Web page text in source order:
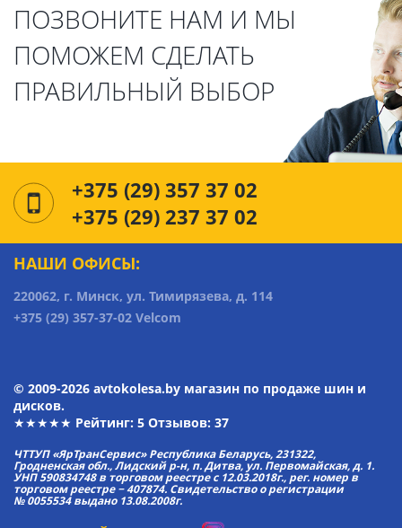
ПОЗВОНИТЕ НАМ И МЫ
ПОМОЖЕМ СДЕЛАТЬ
ПРАВИЛЬНЫЙ ВЫБОР
+375 (29) 357 37 02
+375 (29) 237 37 02
НАШИ ОФИСЫ:
220062, г. Минск, ул. Тимирязева, д. 114
+375 (29) 357-37-02 Velcom
© 2009-2026 avtokolesa.by магазин по продаже шин и
дисков.
★★★★★ Рейтинг: 5 Отзывов: 37
ЧТТУП «ЯрТранСервис» Республика Беларусь, 231322,
Гродненская обл., Лидский р-н, п. Дитва, ул. Первомайская, д. 1.
УНП 590834748 в торговом реестре с 12.03.2018г., рег. номер в
торговом реестре − 407874. Свидетельство о регистрации
№ 0055534 выдано 13.08.2008г.